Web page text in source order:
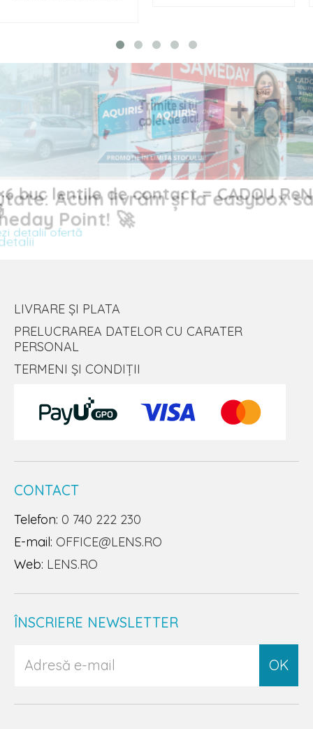
lentile de contact = CADOU
ofertă
Noutate: Acum livrăm și la easybox sau
Sameday Point! 🚀
Vezi detalii
LIVRARE ȘI PLATA
PRELUCRAREA DATELOR CU CARATER
PERSONAL
TERMENI ȘI CONDIȚII
CONTACT
Telefon: 0 740 222 230
E-mail: OFFICE@LENS.RO
Web: LENS.RO
ÎNSCRIERE NEWSLETTER
OK